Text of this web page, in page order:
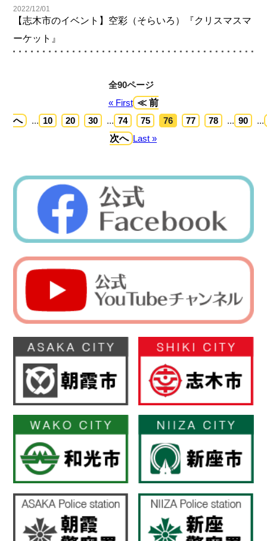
2022/12/01
【志木市のイベント】空彩（そらいろ）『クリスマスマ
ーケット』
全90ページ
« First ≪ 前
へ ... 10 20 30 ... 74 75 76 77 78 ... 90 ...
次へ Last »